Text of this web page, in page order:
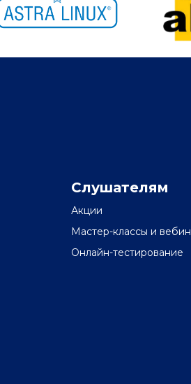
Слушателям
Акции
Мастер-классы и
Онлайн-тестирование